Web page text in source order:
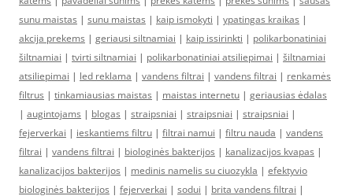
sunu maistas | sunu maistas | kaip ismokyti | ypatingas kraikas |
akcija prekems | geriausi siltnamiai | kaip issirinkti | polikarbonatiniai
šiltnamiai | tvirti siltnamiai | polikarbonatiniai atsiliepimai | šiltnamiai
atsiliepimai | led reklama | vandens filtrai | vandens filtrai | renkamės
filtrus | tinkamiausias maistas | maistas internetu | geriausias ėdalas
| augintojams | blogas | straipsniai | straipsniai | straipsniai |
fejerverkai | ieskantiems filtru | filtrai namui | filtru nauda | vandens
filtrai | vandens filtrai | biologinės bakterijos | kanalizacijos kvapas |
kanalizacijos bakterijos | medinis namelis su ciuozykla | efektyvio
biologinės bakterijos | fejerverkai | sodui | brita vandens filtrai |